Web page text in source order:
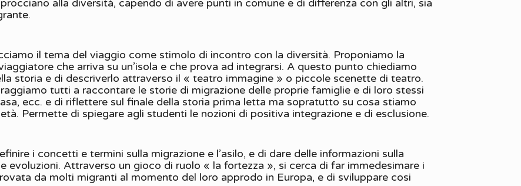
alla diversità, capendo di avere punti in comune e di differenza con gli altri, sia
il tema del viaggio come stimolo di incontro con la diversità. Proponiamo la
che arriva su un’isola e che prova ad integrarsi. A questo punto chiediamo
storia e di descriverlo attraverso il « teatro immagine » o piccole scenette di teatro.
tutti a raccontare le storie di migrazione delle proprie famiglie e di loro stessi
ecc. e di riflettere sul finale della storia prima letta ma sopratutto su cosa stiamo
Permette di spiegare agli studenti le nozioni di positiva integrazione e di esclusione.
i concetti e termini sulla migrazione e l’asilo, e di dare delle informazioni sulla
evoluzioni. Attraverso un gioco di ruolo « la fortezza », si cerca di far immedesimare i
da molti migranti al momento del loro approdo in Europa, e di sviluppare cosi